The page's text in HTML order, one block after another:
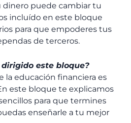
puede cambiar tu
incluído en este bloque
para que empoderes tus
de terceros.
este bloque?
la educación financiera es
este bloque te explicamos
para que termines
enseñarle a tu mejor